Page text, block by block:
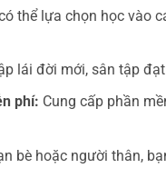
thể lựa chọn học vào
lái đời mới, sân tập
phí: Cung cấp phần
bè hoặc người thân,